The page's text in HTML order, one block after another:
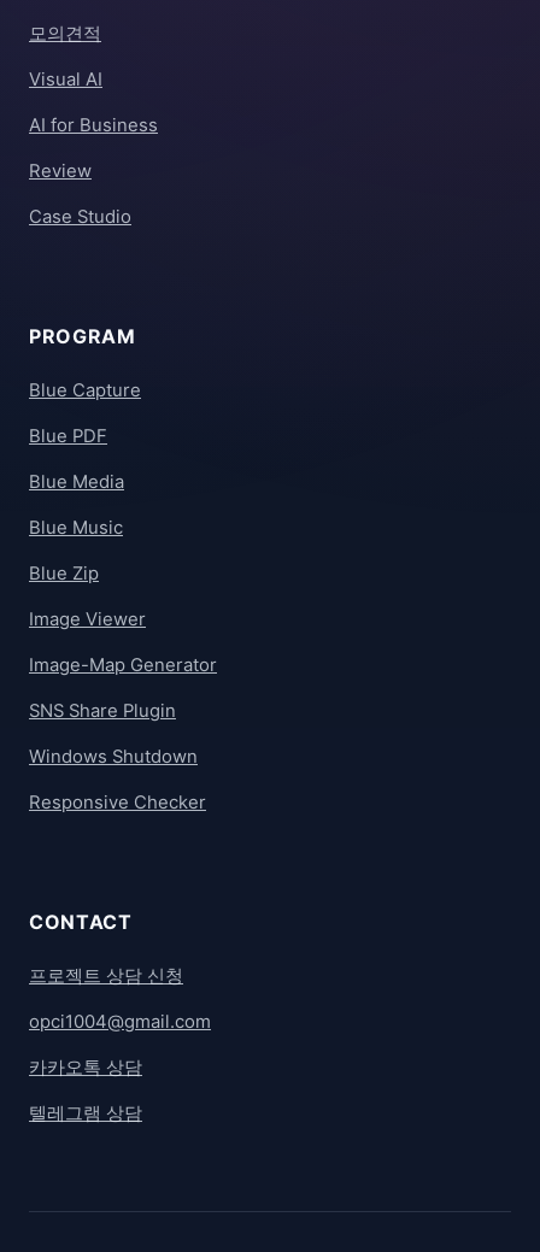
모의견적
Visual AI
AI for Business
Review
Case Studio
PROGRAM
Blue Capture
Blue PDF
Blue Media
Blue Music
Blue Zip
Image Viewer
Image-Map Generator
SNS Share Plugin
Windows Shutdown
Responsive Checker
CONTACT
프로젝트 상담 신청
opci1004@gmail.com
카카오톡 상담
텔레그램 상담